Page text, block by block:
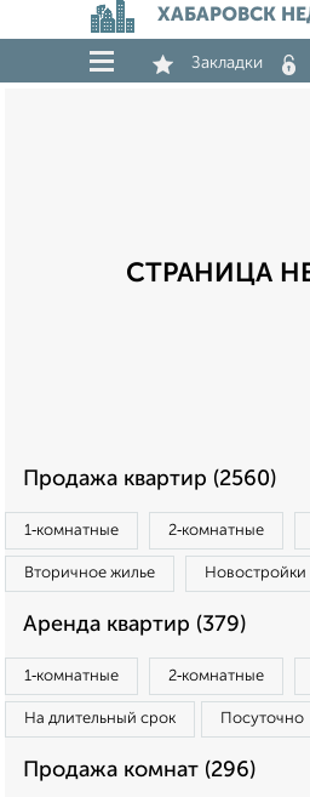
ХАБАРОВСК
Закладки
СТРАНИЦА
Продажа квартир (2560)
1‑комнатные 2‑комнатные
Вторичное жилье Новостройки
Аренда квартир (379)
1‑комнатные 2‑комнатные
На длительный срок Посуточно
Продажа комнат (296)